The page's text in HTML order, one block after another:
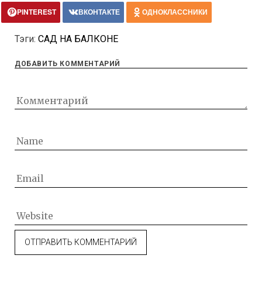
PINTEREST ВКОНТАКТЕ ОДНОКЛАССНИКИ
Тэги: САД НА БАЛКОНЕ
ДОБАВИТЬ КОММЕНТАРИЙ